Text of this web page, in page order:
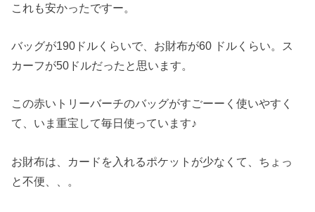
これも安かったですー。
バッグが190ドルくらいで、お財布が60 ドルくらい。ス
カーフが50ドルだったと思います。
この赤いトリーバーチのバッグがすごーーく使いやすく
て、いま重宝して毎日使っています♪
お財布は、カードを入れるポケットが少なくて、ちょっ
と不便、、。